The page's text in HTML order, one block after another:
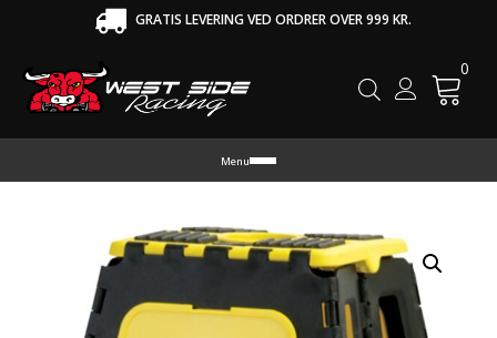
GRATIS LEVERING VED ORDRER OVER 999 KR.
0
Menu